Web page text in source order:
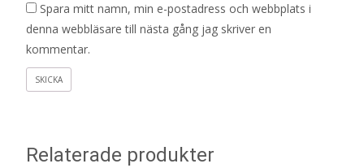
Spara mitt namn, min e-postadress och webbplats i
denna webbläsare till nästa gång jag skriver en
kommentar.
Relaterade produkter